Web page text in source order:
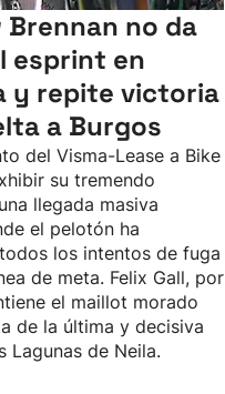
no da
esprint en
y repite victoria
a Burgos
del Visma-Lease a Bike
su tremendo
llegada masiva
el pelotón ha
los intentos de fuga
de meta. Felix Gall, por
el maillot morado
de la última y decisiva
Lagunas de Neila.